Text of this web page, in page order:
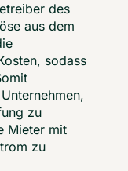
des
aus dem
sodass
zu
Mieter mit
zu